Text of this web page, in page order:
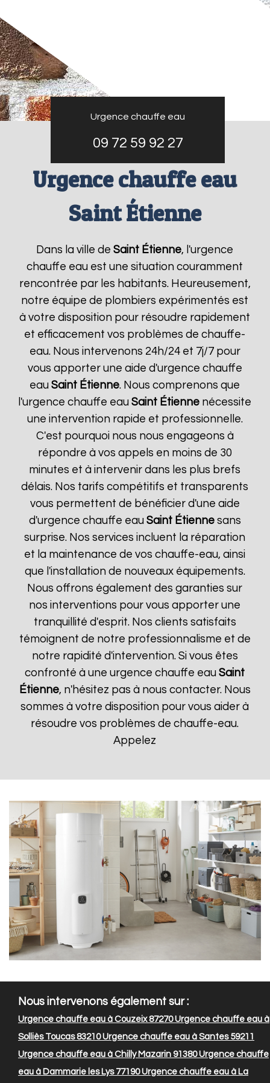
Urgence chauffe eau
09 72 59 92 27
Urgence chauffe eau
Saint Étienne
Dans la ville deSaint Étienne, l'urgence
chauffe eau est une situation couramment
rencontrée par les habitants. Heureusement,
notre équipe de plombiers expérimentés est
à votre disposition pour résoudre rapidement
et efficacement vos problèmes de chauffe-
eau. Nous intervenons 24h/24 et 7j/7 pour
vous apporter une aide d'urgence chauffe
eauSaint Étienne. Nous comprenons que
l'urgence chauffe eauSaint Étienne nécessite
une intervention rapide et professionnelle.
C'est pourquoi nous nous engageons à
répondre à vos appels en moins de 30
minutes et à intervenir dans les plus brefs
délais. Nos tarifs compétitifs et transparents
vous permettent de bénéficier d'une aide
d'urgence chauffe eau Saint Étiennesans
surprise. Nos services incluent la réparation
et la maintenance de vos chauffe-eau, ainsi
que l'installation de nouveaux équipements.
Nous offrons également des garanties sur
nos interventions pour vous apporter une
tranquillité d'esprit. Nos clients satisfaits
témoignent de notre professionnalisme et de
notre rapidité d'intervention. Si vous êtes
confronté à une urgence chauffe eauSaint
Étienne, n'hésitez pas à nous contacter. Nous
sommes à votre disposition pour vous aider à
résoudre vos problèmes de chauffe-eau.
Appelez
Nous intervenons également sur :
Urgence chauffe eau à Couzeix 87270Urgence chauffe eau à
Solliès Toucas 83210Urgence chauffe eau à Santes 59211
Urgence chauffe eau à Chilly Mazarin 91380Urgence chauffe
eau à Dammarie les Lys 77190Urgence chauffe eau à La